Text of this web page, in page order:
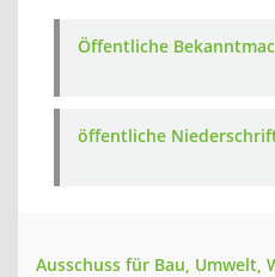
Öffentliche
öffentliche
Ausschuss für Bau, Umwelt,